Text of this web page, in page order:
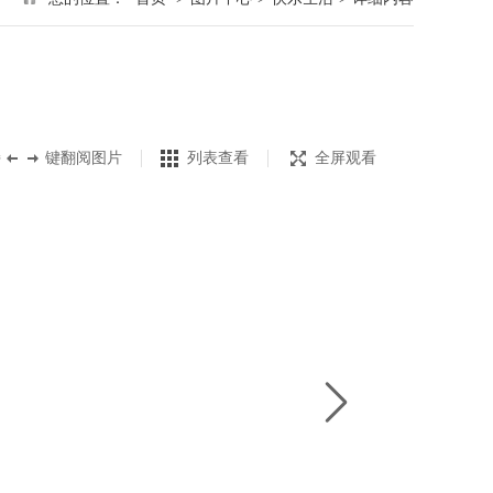
键翻阅图片 列表查看 全屏观看